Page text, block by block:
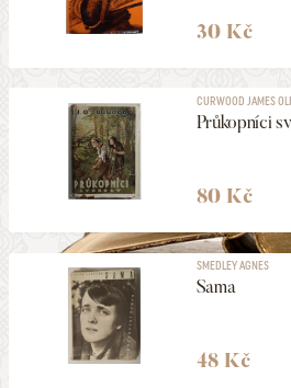
30 Kč
CURWOOD JAMES
Průkopníci
80 Kč
SMEDLEY AGNES
Sama
48 Kč